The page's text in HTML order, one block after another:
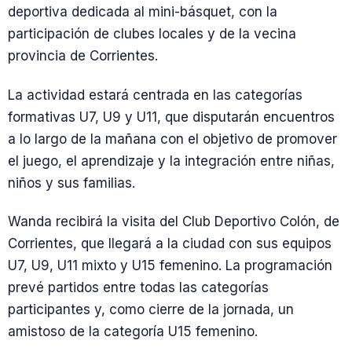
deportiva dedicada al mini-básquet, con la
participación de clubes locales y de la vecina
provincia de Corrientes.
La actividad estará centrada en las categorías
formativas U7, U9 y U11, que disputarán encuentros
a lo largo de la mañana con el objetivo de promover
el juego, el aprendizaje y la integración entre niñas,
niños y sus familias.
Wanda recibirá la visita del Club Deportivo Colón, de
Corrientes, que llegará a la ciudad con sus equipos
U7, U9, U11 mixto y U15 femenino. La programación
prevé partidos entre todas las categorías
participantes y, como cierre de la jornada, un
amistoso de la categoría U15 femenino.